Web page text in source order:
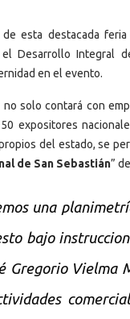
esta destacada
Desarrollo Integral
en el evento.
solo contará con
expositores
del estado, se
de San Sebastián”
una
bajo
Gregorio Vielma